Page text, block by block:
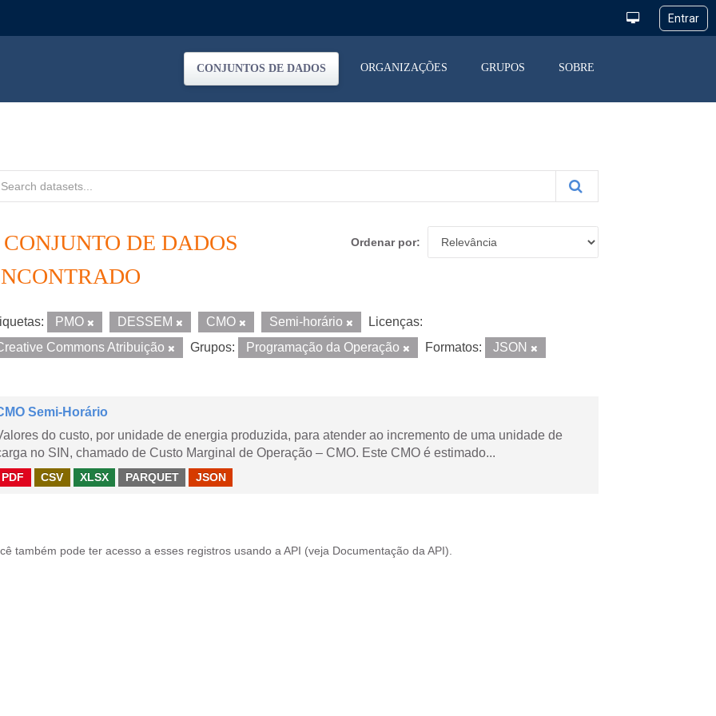
CONJUNTOS DE DADOS ORGANIZAÇÕES GRUPOS SOBRE
Ordenar por
CONJUNTO DE DADOS
PMO DESSEM CMO Semi-horário
Licenças:
Commons Atribuição
Grupos: Programação da Operação Formatos: JSON
Semi-Horário
do custo, por unidade de energia produzida, para atender ao incremento de uma unidade de
no SIN, chamado de Custo Marginal de Operação – CMO. Este CMO é estimado...
PDF CSV XLSX PARQUET JSON
também pode ter acesso a esses registros usando a API (veja Documentação da API ).